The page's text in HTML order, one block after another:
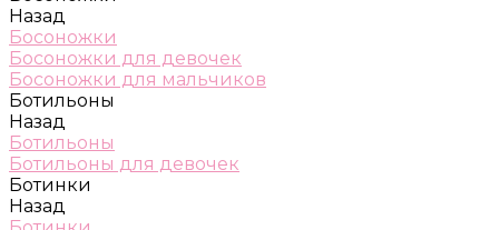
Назад
Босоножки
Босоножки для девочек
Босоножки для мальчиков
Ботильоны
Назад
Ботильоны
Ботильоны для девочек
Ботинки
Назад